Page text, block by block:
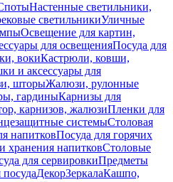
Настенные светильники,
светильникиУличные
Освещение для картин,
для освещенияПосуда для
вокиКастрюли, ковши,
и аксессуары для
шторыЖалюзи, рулонные
гардиныКарнизы для
карнизов, жалюзиПленки для
системыСтоловая
напитковПосуда для горячих
хранения напитковСтоловые
для сервировкиПредметы
посудаДекорЗеркалаКашпо,